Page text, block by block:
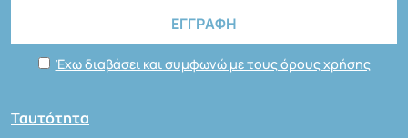
Έχω διαβάσει και συμφωνώ με τους όρους χρήσης
Ταυτότητα